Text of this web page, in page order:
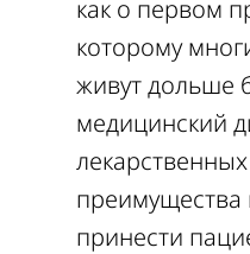
как о первом
которому
живут дольше
медицинский
принести